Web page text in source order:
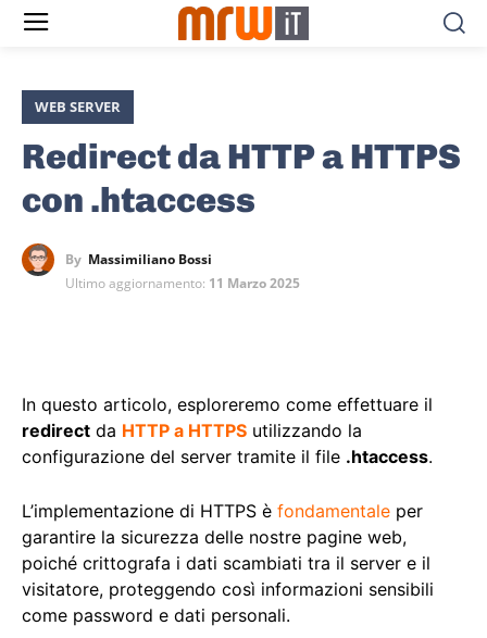
WEB SERVER
Redirect da HTTP a HTTPS
con .htaccess
By Massimiliano Bossi
Ultimo aggiornamento: 11 Marzo 2025
In questo articolo, esploreremo come effettuare il
redirect da HTTP a HTTPS utilizzando la
configurazione del server tramite il file .htaccess.
L’implementazione di HTTPS è fondamentale per
garantire la sicurezza delle nostre pagine web,
poiché crittografa i dati scambiati tra il server e il
visitatore, proteggendo così informazioni sensibili
come password e dati personali.